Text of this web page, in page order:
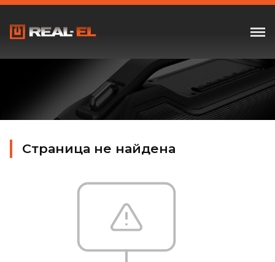
Страница не найдена